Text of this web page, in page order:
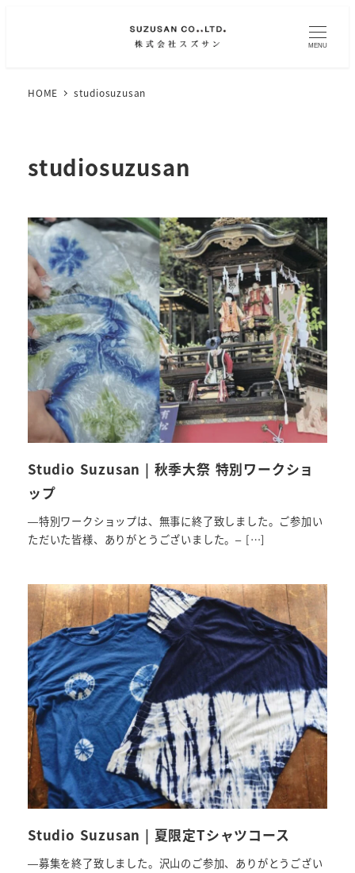
MENU
HOME studiosuzusan
studiosuzusan
Studio Suzusan | 秋季大祭 特別ワークショ
ップ
—特別ワークショップは、無事に終了致しました。ご参加い
ただいた皆様、ありがとうございました。– […]
Studio Suzusan | 夏限定Tシャツコース
—募集を終了致しました。沢山のご参加、ありがとうござい